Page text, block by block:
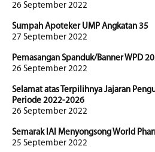
26 September 2022
Sumpah Apoteker UMP Angkatan 35
27 September 2022
Pemasangan Spanduk/Banner WPD
26 September 2022
Selamat atas Terpilihnya Jajaran
Periode 2022-2026
26 September 2022
Semarak IAI Menyongsong World
25 September 2022